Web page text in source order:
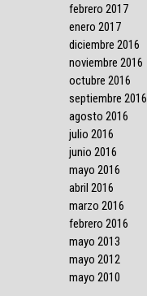
febrero 2017
enero 2017
diciembre 2016
noviembre 2016
octubre 2016
septiembre 2016
agosto 2016
julio 2016
junio 2016
mayo 2016
abril 2016
marzo 2016
febrero 2016
mayo 2013
mayo 2012
mayo 2010